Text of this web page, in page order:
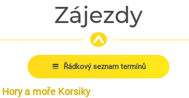
Zájezdy
Řádkový seznam termínů
Hory a moře Korsiky